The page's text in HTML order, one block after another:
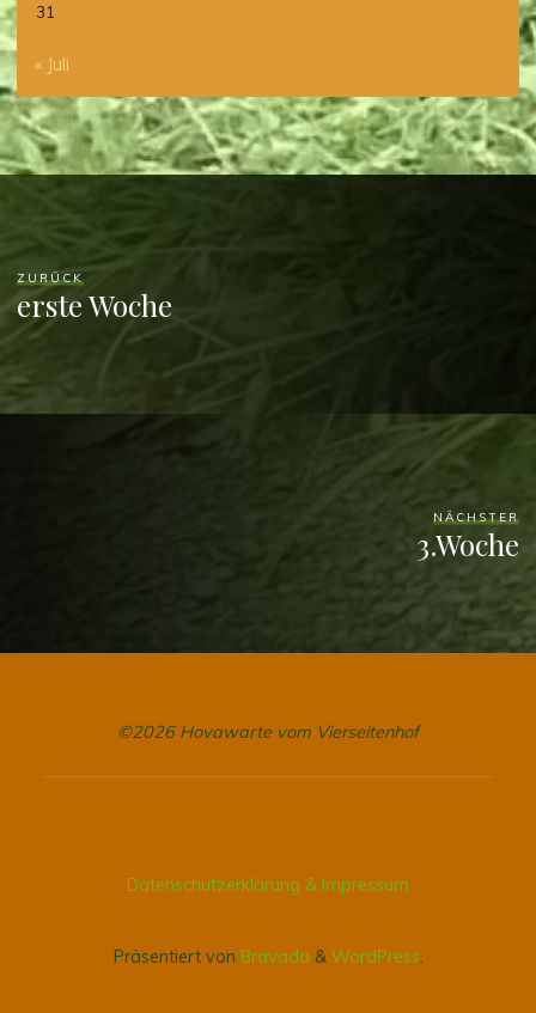
31
« Juli
ZURÜCK
erste Woche
NÄCHSTER
3.Woche
©2026 Hovawarte vom Vierseitenhof
Datenschutzerklärung & Impressum
Präsentiert von Bravada & WordPress.